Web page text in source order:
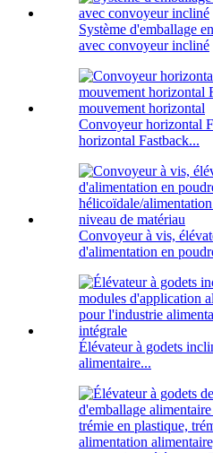
Système d'emballage
avec convoyeur incliné
Convoyeur horizontal
horizontal Fastback...
Convoyeur à vis,
d'alimentation en
Élévateur à godets
alimentaire...